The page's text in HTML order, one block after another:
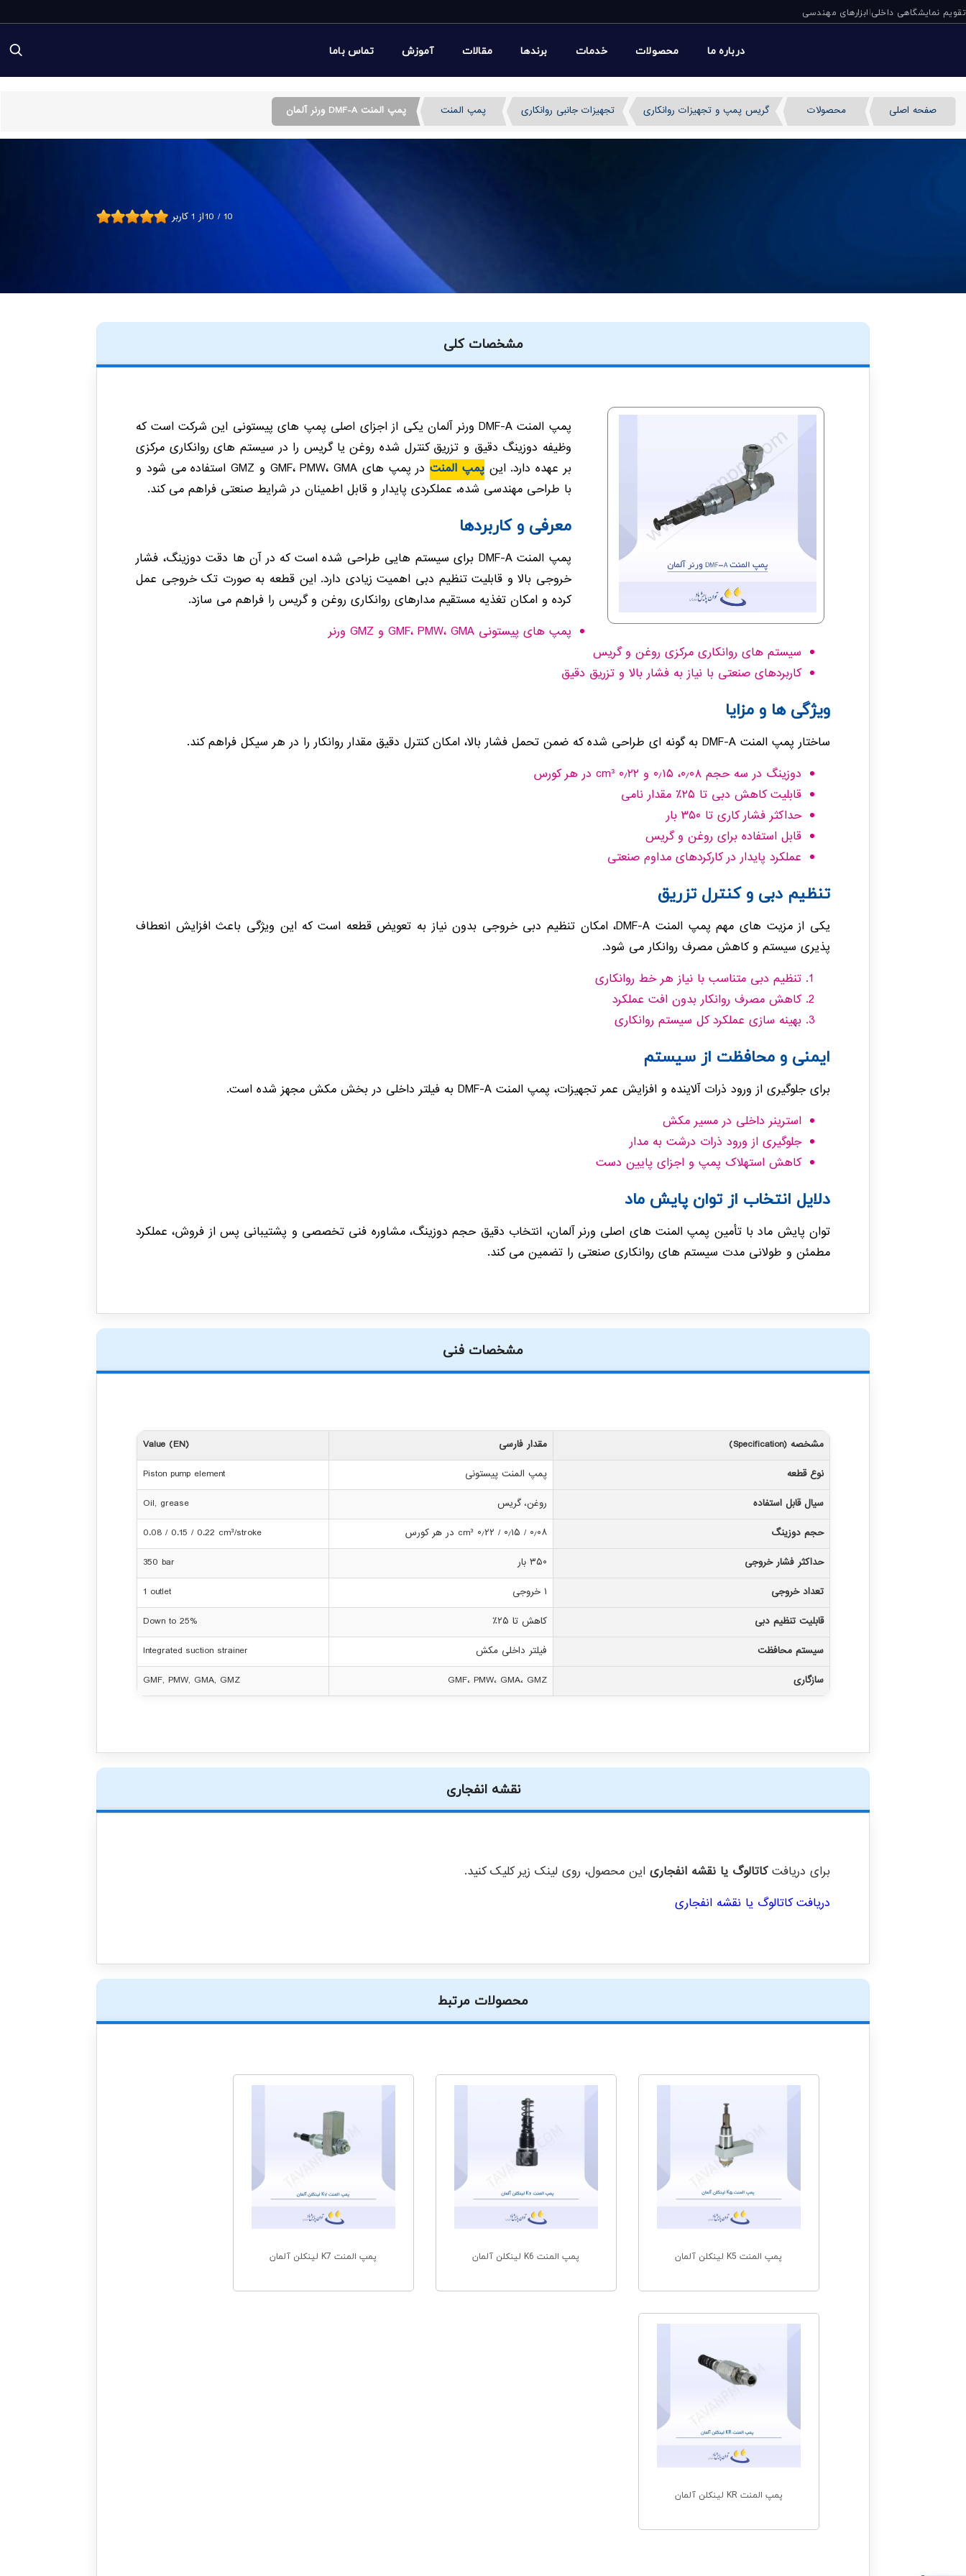
تقویم نمایشگاهی داخلی|ابزارهای مهندسی
درباره ما محصولات خدمات برندها مقالات آموزش تماس باما
صفحه اصلی محصولات گریس پمپ و تجهیزات روانکاری تجهیزات جانبی روانکاری پمپ المنت پمپ المنت DMF-A ورنر آلمان
10 / 10 از 1کاربر
مشخصات کلی
پمپ المنت DMF-A ورنر آلمان یکی از اجزای اصلی پمپ های پیستونی این شرکت است که
وظیفه دوزینگ دقیق و تزریق کنترل شده روغن یا گریس را در سیستم های روانکاری مرکزی
بر عهده دارد. اینپمپ المنت
در پمپ های GMF، PMW، GMA و GMZ استفاده می شود و
با طراحی مهندسی شده، عملکردی پایدار و قابل اطمینان در شرایط صنعتی فراهم می کند.
معرفی و کاربردها
پمپ المنت DMF-A برای سیستم هایی طراحی شده است که در آن ها دقت دوزینگ، فشار
خروجی بالا و قابلیت تنظیم دبی اهمیت زیادی دارد. این قطعه به صورت تک خروجی عمل
کرده و امکان تغذیه مستقیم مدارهای روانکاری روغن و گریس را فراهم می سازد.
پمپ های پیستونی GMF، PMW، GMA و GMZ ورنر
سیستم های روانکاری مرکزی روغن و گریس
کاربردهای صنعتی با نیاز به فشار بالا و تزریق دقیق
ویژگی ها و مزایا
ساختار پمپ المنت DMF-A به گونه ای طراحی شده که ضمن تحمل فشار بالا، امکان کنترل دقیق مقدار روانکار را در هر سیکل فراهم کند.
دوزینگ در سه حجم ۰٫۰۸، ۰٫۱۵ و ۰٫۲۲ cm³ در هر کورس
قابلیت کاهش دبی تا ۲۵٪ مقدار نامی
حداکثر فشار کاری تا ۳۵۰ بار
قابل استفاده برای روغن و گریس
عملکرد پایدار در کارکردهای مداوم صنعتی
تنظیم دبی و کنترل تزریق
یکی از مزیت های مهم پمپ المنت DMF-A، امکان تنظیم دبی خروجی بدون نیاز به تعویض قطعه است که این ویژگی باعث افزایش انعطاف
پذیری سیستم و کاهش مصرف روانکار می شود.
تنظیم دبی متناسب با نیاز هر خط روانکاری
کاهش مصرف روانکار بدون افت عملکرد
بهینه سازی عملکرد کل سیستم روانکاری
ایمنی و محافظت از سیستم
برای جلوگیری از ورود ذرات آلاینده و افزایش عمر تجهیزات، پمپ المنت DMF-A به فیلتر داخلی در بخش مکش مجهز شده است.
استرینر داخلی در مسیر مکش
جلوگیری از ورود ذرات درشت به مدار
کاهش استهلاک پمپ و اجزای پایین دست
دلایل انتخاب از توان پایش ماد
توان پایش ماد با تأمین پمپ المنت های اصلی ورنر آلمان، انتخاب دقیق حجم دوزینگ، مشاوره فنی تخصصی و پشتیبانی پس از فروش، عملکرد
مطمئن و طولانی مدت سیستم های روانکاری صنعتی را تضمین می کند.
مشخصات فنی
مشخصه (Specification) مقدار فارسی
Value (EN)
نوع قطعه
پمپ المنت پیستونی
Piston pump element
سیال قابل استفاده
روغن، گریس
Oil, grease
حجم دوزینگ
۰٫۰۸ / ۰٫۱۵ / ۰٫۲۲ cm³ در هر کورس
0.08 / 0.15 / 0.22 cm³/stroke
حداکثر فشار خروجی
۳۵۰ بار
350 bar
تعداد خروجی
۱ خروجی
1 outlet
قابلیت تنظیم دبی
کاهش تا ۲۵٪
Down to 25%
سیستم محافظت
فیلتر داخلی مکش
Integrated suction strainer
سازگاری
GMF، PMW، GMA، GMZ GMF, PMW, GMA, GMZ
نقشه انفجاری
برای دریافتکاتالوگ یا نقشه انفجاری این محصول، روی لینک زیر کلیک کنید.
دریافت کاتالوگ یا نقشه انفجاری
محصولات مرتبط
پمپ المنت K5 لینکلن آلمان پمپ المنت K6 لینکلن آلمان پمپ المنت K7 لینکلن آلمان
پمپ المنت KR لینکلن آلمان